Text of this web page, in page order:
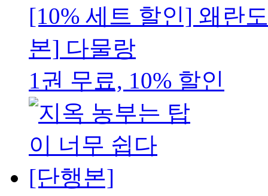
[10% 세트 할인] 왜란
본] 다물랑
1권 무료, 10% 할인